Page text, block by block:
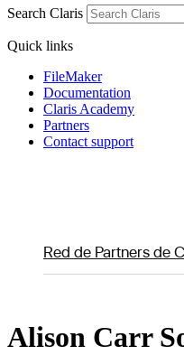
Search Claris
Quick links
FileMaker
Documentation
Claris Academy
Partners
Contact support
Red de Partners de
Alison Carr